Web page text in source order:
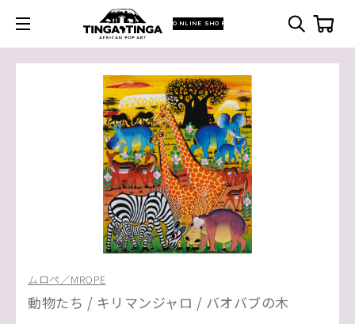
ONLINE SHOP
ムロペ／MROPE
動物たち / キリマンジャロ / バオバブの木